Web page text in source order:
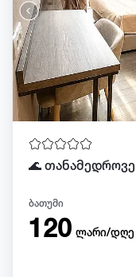
ბათუმი
120 ლარი/დღე